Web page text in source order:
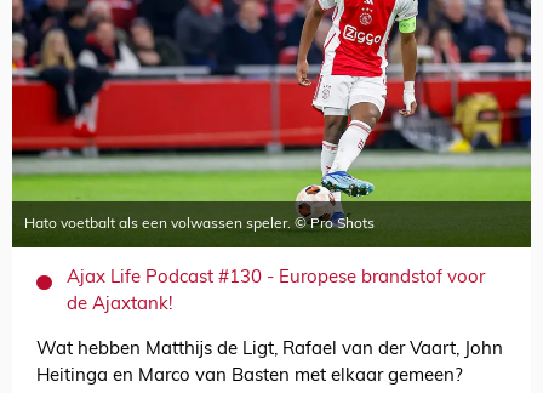
Hato voetbalt als een volwassen speler. © Pro Shots
Ajax Life Podcast #130 - Europese brandstof voor
de Ajaxtank!
Wat hebben Matthijs de Ligt, Rafael van der Vaart, John
Heitinga en Marco van Basten met elkaar gemeen?